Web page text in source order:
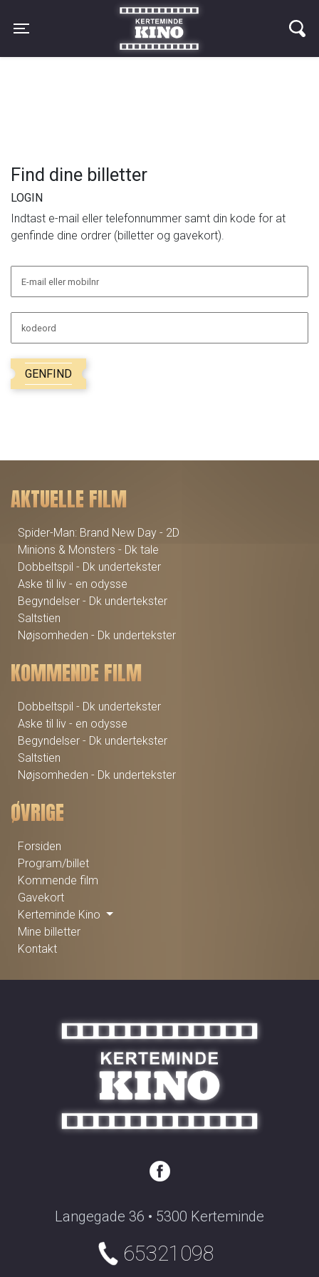
Toggle navigation
Kerteminde Kino
Find dine billetter
LOGIN
Indtast e-mail eller telefonnummer samt din kode for at
genfinde dine ordrer (billetter og gavekort).
E-mail eller mobilnr
kodeord
GENFIND
AKTUELLE FILM
Spider-Man: Brand New Day - 2D
Minions & Monsters - Dk tale
Dobbeltspil - Dk undertekster
Aske til liv - en odysse
Begyndelser - Dk undertekster
Saltstien
Nøjsomheden - Dk undertekster
KOMMENDE FILM
Dobbeltspil - Dk undertekster
Aske til liv - en odysse
Begyndelser - Dk undertekster
Saltstien
Nøjsomheden - Dk undertekster
ØVRIGE
Forsiden
Program/billet
Kommende film
Gavekort
Kerteminde Kino
Mine billetter
Kontakt
Langegade 36 • 5300 Kerteminde
65321098